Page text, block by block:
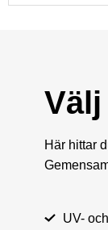
Här hittar
UV-